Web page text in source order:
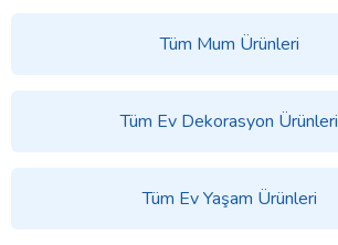
Tüm Mum Ürünleri
Tüm Ev Dekorasyon Ürünleri
Tüm Ev Yaşam Ürünleri